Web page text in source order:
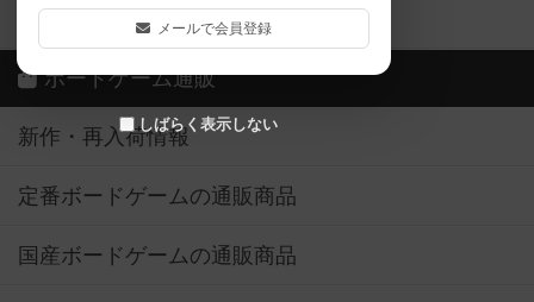
メールで会員登録
しばらく表示しない
ボドゲーマご利用案内
ボードゲーム通販
新作・再入荷情報
定番ボードゲームの通販商品
国産ボードゲームの通販商品